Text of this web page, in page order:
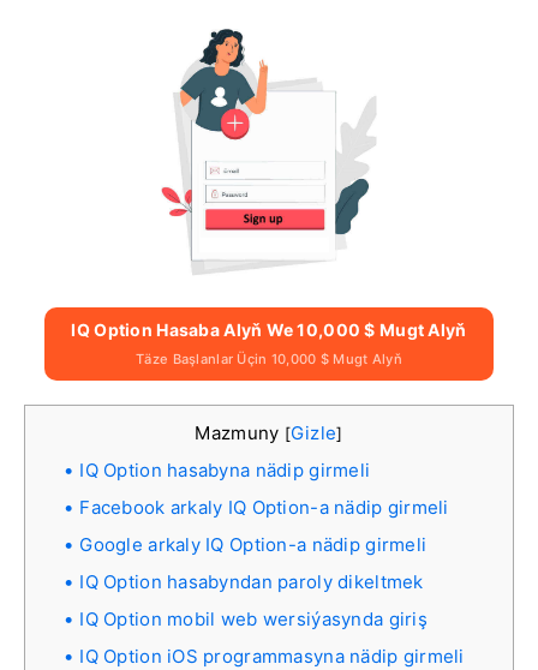
IQ Option Hasaba Alyň We 10,000 $ Mugt Alyň
Täze Başlanlar Üçin 10,000 $ Mugt Alyň
Mazmuny [Gizle]
IQ Option hasabyna nädip girmeli
Facebook arkaly IQ Option-a nädip girmeli
Google arkaly IQ Option-a nädip girmeli
IQ Option hasabyndan paroly dikeltmek
IQ Option mobil web wersiýasynda giriş
IQ Option iOS programmasyna nädip girmeli